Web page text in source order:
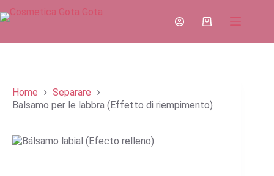
Salta
al
Carrello
Home
Separare
Balsamo per le labbra (Effetto di riempimento)